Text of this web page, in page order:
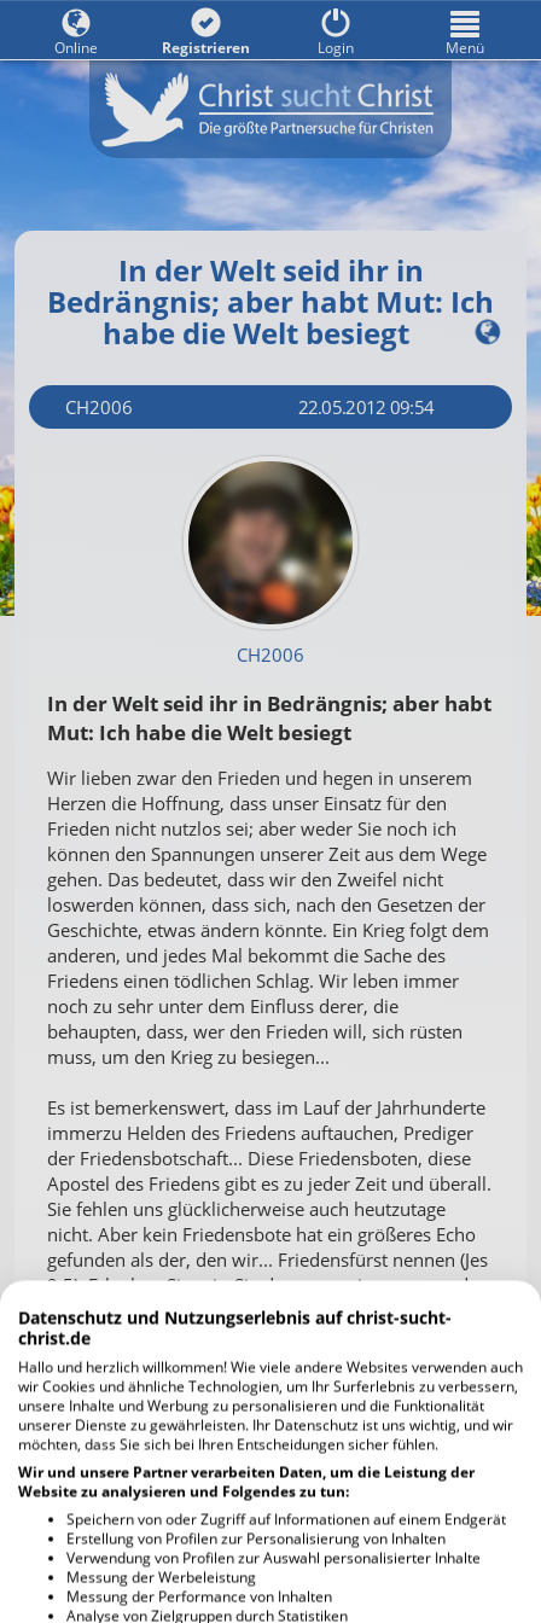
In der Welt seid ihr in
Bedrängnis; aber habt Mut: Ich
habe die Welt besiegt
CH2006 22.05.2012 09:54
CH2006
In der Welt seid ihr in Bedrängnis; aber habt
Mut: Ich habe die Welt besiegt
Wir lieben zwar den Frieden und hegen in unserem
Herzen die Hoffnung, dass unser Einsatz für den
Frieden nicht nutzlos sei; aber weder Sie noch ich
können den Spannungen unserer Zeit aus dem Wege
gehen. Das bedeutet, dass wir den Zweifel nicht
loswerden können, dass sich, nach den Gesetzen der
Geschichte, etwas ändern könnte. Ein Krieg folgt dem
anderen, und jedes Mal bekommt die Sache des
Friedens einen tödlichen Schlag. Wir leben immer
noch zu sehr unter dem Einfluss derer, die
behaupten, dass, wer den Frieden will, sich rüsten
muss, um den Krieg zu besiegen...
Es ist bemerkenswert, dass im Lauf der Jahrhunderte
immerzu Helden des Friedens auftauchen, Prediger
der Friedensbotschaft... Diese Friedensboten, diese
Apostel des Friedens gibt es zu jeder Zeit und überall.
Sie fehlen uns glücklicherweise auch heutzutage
nicht. Aber kein Friedensbote hat ein größeres Echo
gefunden als der, den wir... Friedensfürst nennen (Jes
9,5). Erlauben Sie mir, Sie daran zu erinnern, wer der
Bote ist. An Ostern, nach dem Tod Christi am Kreuz,
schienen die Apostel alle Hoffnung verloren zu
haben. Als für die Augen der Welt die Mission Christi
zu Ende war, gescheitert war, unverstanden blieb, ist
er mitten unter seinen Apostel erschienen, die sich
aus Furcht vor den Feinden im Obergeschoss
versammelt hatten, und an Stelle von kriegslüsternen
Worten gegen ihre Feinde hörten sie ihn sagen:
„Friede hinterlasse ich euch, meinen Frieden gebe ich
euch; nicht einen Frieden, wie die Welt ihn gibt, gebe
ich euch“ (Joh 14,27)...
Ich möchte dieses Wort wiederholen, möchte es in
Online Registrieren Login Menü
Datenschutz und Nutzungserlebnis auf christ-sucht-
christ.de
Hallo und herzlich willkommen! Wie viele andere Websites verwenden auch
wir Cookies und ähnliche Technologien, um Ihr Surferlebnis zu verbessern,
unsere Inhalte und Werbung zu personalisieren und die Funktionalität
unserer Dienste zu gewährleisten. Ihr Datenschutz ist uns wichtig, und wir
möchten, dass Sie sich bei Ihren Entscheidungen sicher fühlen.
Wir und unsere Partner verarbeiten Daten, um die Leistung der
Website zu analysieren und Folgendes zu tun:
Speichern von oder Zugriff auf Informationen auf einem Endgerät
Erstellung von Profilen zur Personalisierung von Inhalten
Verwendung von Profilen zur Auswahl personalisierter Inhalte
Messung der Werbeleistung
Messung der Performance von Inhalten
Analyse von Zielgruppen durch Statistiken